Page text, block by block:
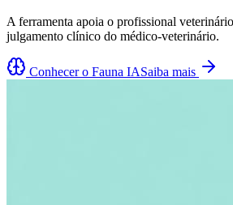
A ferramenta apoia o profissional
julgamento clínico do médico-veterinário.
Conhecer o Fauna IASaiba mais